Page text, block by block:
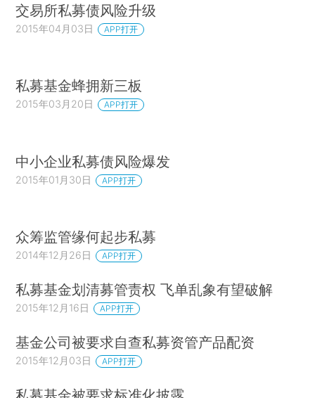
交易所私募债风险升级
2015年04月03日 APP打开
私募基金蜂拥新三板
2015年03月20日 APP打开
中小企业私募债风险爆发
2015年01月30日 APP打开
众筹监管缘何起步私募
2014年12月26日 APP打开
私募基金划清募管责权 飞单乱象有望破解
2015年12月16日 APP打开
基金公司被要求自查私募资管产品配资
2015年12月03日 APP打开